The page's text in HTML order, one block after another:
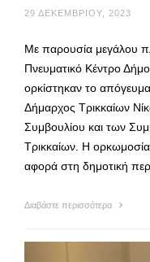
29 ΔΕΚΕΜΒΡΊΟΥ, 2023
Με παρουσία μεγάλου
Πνευματικό Κέντρο
ορκίστηκαν το
Δήμαρχος Τρικκαίων
Συμβουλίου και των
Τρικκαίων. Η
αφορά στη δημοτική
Διαβάστε περισσότερα